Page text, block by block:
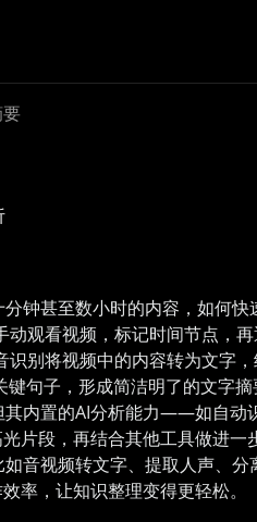
钟甚至数小时的内容，如何
观看视频，标记时间节点，
别将视频中的内容转为文字，
句子，形成简洁明了的文字
其内置的AI分析能力——如自
片段，再结合其他工具做进
音视频转文字、提取人声、
率，让知识整理变得更轻松。